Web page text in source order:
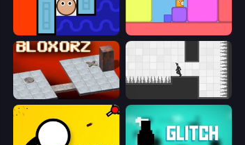
Lava and Aqua
Bloxorz